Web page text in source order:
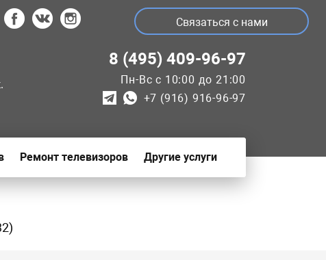
Связаться с нами
8 (495) 409-96-97
Пн-Вс с 10:00 до 21:00
+7 (916) 916-96-97
Ремонт телевизоров Другие услуги